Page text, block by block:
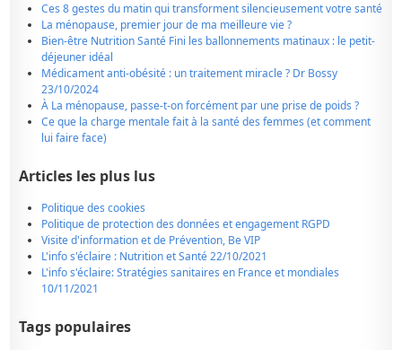
Ces 8 gestes du matin qui transforment silencieusement votre santé
La ménopause, premier jour de ma meilleure vie ?
Bien-être Nutrition Santé Fini les ballonnements matinaux : le petit-
déjeuner idéal
Médicament anti-obésité : un traitement miracle ? Dr Bossy
23/10/2024
À La ménopause, passe-t-on forcément par une prise de poids ?
Ce que la charge mentale fait à la santé des femmes (et comment
lui faire face)
Articles les plus lus
Politique des cookies
Politique de protection des données et engagement RGPD
Visite d'information et de Prévention, Be VIP
L'info s'éclaire : Nutrition et Santé 22/10/2021
L'info s'éclaire: Stratégies sanitaires en France et mondiales
10/11/2021
Tags populaires